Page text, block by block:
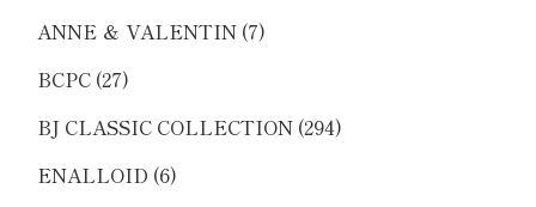
ANNE ＆ VALENTIN (7)
BCPC (27)
BJ CLASSIC COLLECTION (294)
ENALLOID (6)